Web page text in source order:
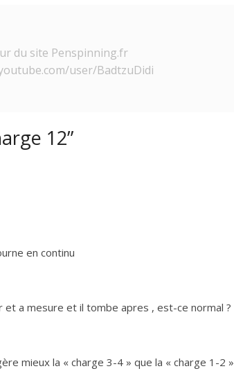
du site Penspinning.fr
user/BadtzuDidi
12”
en continu
et a mesure et il tombe apres , est-ce normal ?
mieux la « charge 3-4 » que la « charge 1-2 »